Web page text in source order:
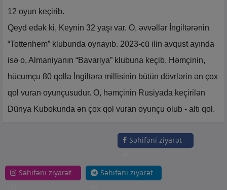
12 oyun keçirib.
Qeyd edək ki, Keynin 32 yaşı var. O, əvvəllər İngiltərənin
“Tottenhem” klubunda oynayıb. 2023-cü ilin avqust ayında
isə o, Almaniyanın “Bavariya” klubuna keçib. Həmçinin,
hücumçu 80 qolla İngiltərə millisinin bütün dövrlərin ən çox
qol vuran oyunçusudur. O, həmçinin Rusiyada keçirilən
Dünya Kubokunda ən çox qol vuran oyunçu olub - altı qol.
Səhifəni ziyarət
Səhifəni ziyarət
Səhifəni ziyarət